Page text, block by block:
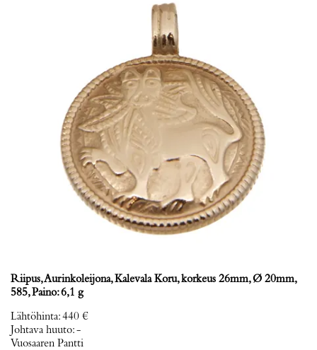
Riipus, Aurinkoleijona, Kalevala Koru, korkeus 26mm, Ø 20mm,
585, Paino: 6,1 g
Lähtöhinta:440 €
Johtava huuto:-
Vuosaaren Pantti